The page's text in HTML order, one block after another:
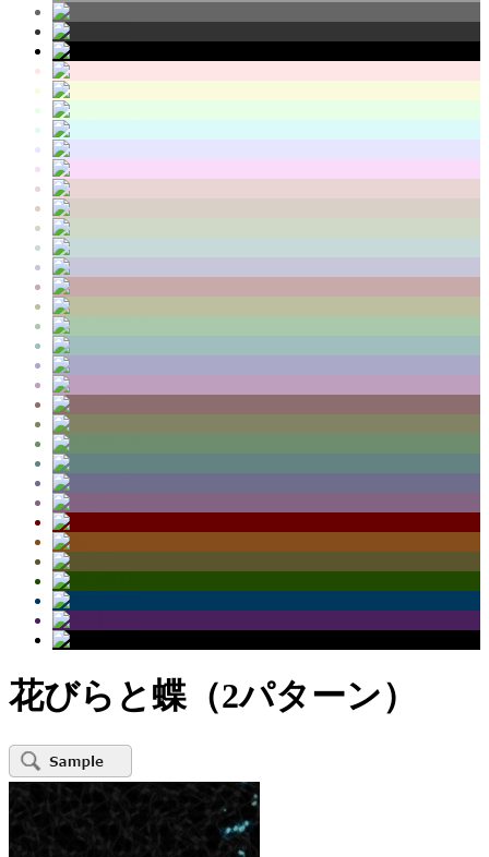
花びらと蝶（2パターン）